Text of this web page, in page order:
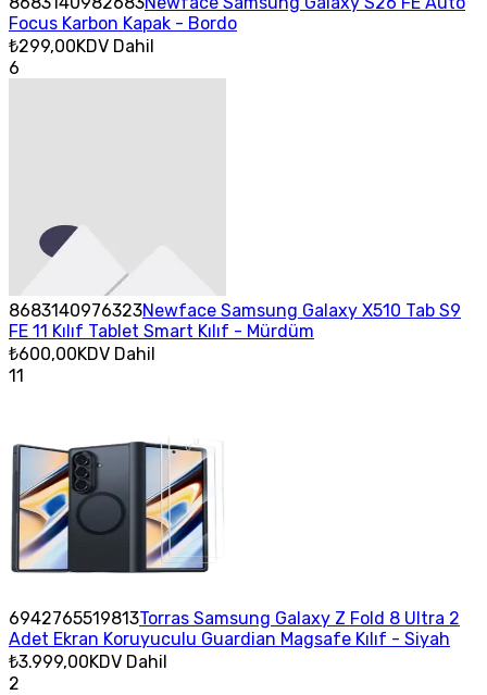
Focus Karbon Kapak - Bordo
₺299,00KDV Dahil
6
8683140976323Newface Samsung Galaxy X510 Tab S9
FE 11 Kılıf Tablet Smart Kılıf - Mürdüm
₺600,00KDV Dahil
11
6942765519813Torras Samsung Galaxy Z Fold 8 Ultra 2
Adet Ekran Koruyuculu Guardian Magsafe Kılıf - Siyah
₺3.999,00KDV Dahil
2